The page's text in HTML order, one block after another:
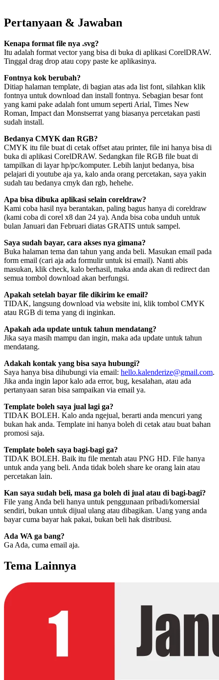
Pertanyaan & Jawaban
Kenapa format file nya .svg?
Itu adalah format vector yang bisa di buka di aplikasi CorelDRAW.
Tinggal drag drop atau copy paste ke aplikasinya.
Fontnya kok berubah?
Ditiap halaman template, di bagian atas ada list font, silahkan klik
fontnya untuk download dan install fontnya. Sebagian besar font
yang kami pake adalah font umum seperti Arial, Times New
Roman, Impact dan Monstserrat yang biasanya percetakan pasti
sudah install.
Bedanya CMYK dan RGB?
CMYK itu file buat di cetak offset atau printer, file ini hanya bisa di
buka di aplikasi CorelDRAW. Sedangkan file RGB file buat di
tampilkan di layar hp/pc/komputer. Lebih lanjut bedanya, bisa
pelajari di youtube aja ya, kalo anda orang percetakan, saya yakin
sudah tau bedanya cmyk dan rgb, hehehe.
Apa bisa dibuka aplikasi selain coreldraw?
Kami coba hasil nya berantakan, paling bagus hanya di coreldraw
(kami coba di corel x8 dan 24 ya). Anda bisa coba unduh untuk
bulan Januari dan Februari diatas GRATIS untuk sampel.
Saya sudah bayar, cara akses nya gimana?
Buka halaman tema dan tahun yang anda beli. Masukan email pada
form email (cari aja ada formulir untuk isi email). Nanti abis
masukan, klik check, kalo berhasil, maka anda akan di redirect dan
semua tombol download akan berfungsi.
Apakah setelah bayar file dikirim ke email?
TIDAK, langsung download via website ini, klik tombol CMYK
atau RGB di tema yang di inginkan.
Apakah ada update untuk tahun mendatang?
Jika saya masih mampu dan ingin, maka ada update untuk tahun
mendatang.
Adakah kontak yang bisa saya hubungi?
Saya hanya bisa dihubungi via email: hello.kalenderize@gmail.com.
Jika anda ingin lapor kalo ada error, bug, kesalahan, atau ada
pertanyaan saran bisa sampaikan via email ya.
Template boleh saya jual lagi ga?
TIDAK BOLEH. Kalo anda ngejual, berarti anda mencuri yang
bukan hak anda. Template ini hanya boleh di cetak atau buat bahan
promosi saja.
Template boleh saya bagi-bagi ga?
TIDAK BOLEH. Baik itu file mentah atau PNG HD. File hanya
untuk anda yang beli. Anda tidak boleh share ke orang lain atau
percetakan lain.
Kan saya sudah beli, masa ga boleh di jual atau di bagi-bagi?
File yang Anda beli hanya untuk penggunaan pribadi/komersial
sendiri, bukan untuk dijual ulang atau dibagikan. Uang yang anda
bayar cuma bayar hak pakai, bukan beli hak distribusi.
Ada WA ga bang?
Ga Ada, cuma email aja.
Tema Lainnya